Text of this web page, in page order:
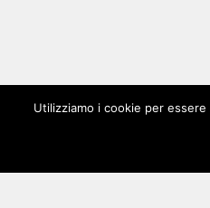
Utilizziamo i cookie per